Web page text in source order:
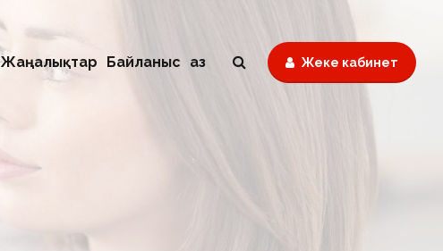
Жеке кабинет
Жаңалықтар Байланыс Қаз